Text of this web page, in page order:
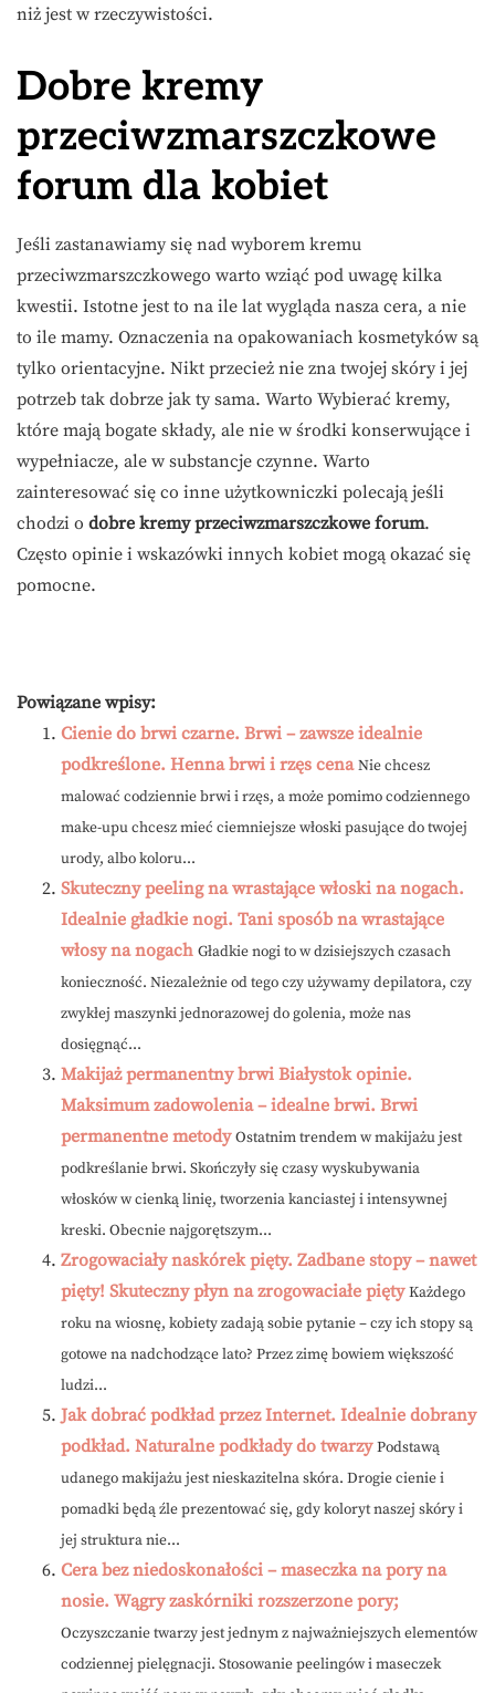
niż jest w rzeczywistości.
Dobre kremy
przeciwzmarszczkowe
forum dla kobiet
Jeśli zastanawiamy się nad wyborem kremu
przeciwzmarszczkowego warto wziąć pod uwagę kilka
kwestii. Istotne jest to na ile lat wygląda nasza cera, a nie
to ile mamy. Oznaczenia na opakowaniach kosmetyków są
tylko orientacyjne. Nikt przecież nie zna twojej skóry i jej
potrzeb tak dobrze jak ty sama. Warto Wybierać kremy,
które mają bogate składy, ale nie w środki konserwujące i
wypełniacze, ale w substancje czynne. Warto
zainteresować się co inne użytkowniczki polecają jeśli
chodzi o dobre kremy przeciwzmarszczkowe forum.
Często opinie i wskazówki innych kobiet mogą okazać się
pomocne.
Powiązane wpisy:
Cienie do brwi czarne. Brwi – zawsze idealnie
podkreślone. Henna brwi i rzęs cena Nie chcesz
malować codziennie brwi i rzęs, a może pomimo codziennego
make-upu chcesz mieć ciemniejsze włoski pasujące do twojej
urody, albo koloru...
Skuteczny peeling na wrastające włoski na nogach.
Idealnie gładkie nogi. Tani sposób na wrastające
włosy na nogach Gładkie nogi to w dzisiejszych czasach
konieczność. Niezależnie od tego czy używamy depilatora, czy
zwykłej maszynki jednorazowej do golenia, może nas
dosięgnąć...
Makijaż permanentny brwi Białystok opinie.
Maksimum zadowolenia – idealne brwi. Brwi
permanentne metody Ostatnim trendem w makijażu jest
podkreślanie brwi. Skończyły się czasy wyskubywania
włosków w cienką linię, tworzenia kanciastej i intensywnej
kreski. Obecnie najgorętszym...
Zrogowaciały naskórek pięty. Zadbane stopy – nawet
pięty! Skuteczny płyn na zrogowaciałe pięty Każdego
roku na wiosnę, kobiety zadają sobie pytanie – czy ich stopy są
gotowe na nadchodzące lato? Przez zimę bowiem większość
ludzi...
Jak dobrać podkład przez Internet. Idealnie dobrany
podkład. Naturalne podkłady do twarzy Podstawą
udanego makijażu jest nieskazitelna skóra. Drogie cienie i
pomadki będą źle prezentować się, gdy koloryt naszej skóry i
jej struktura nie...
Cera bez niedoskonałości – maseczka na pory na
nosie. Wągry zaskórniki rozszerzone pory;
Oczyszczanie twarzy jest jednym z najważniejszych elementów
codziennej pielęgnacji. Stosowanie peelingów i maseczek